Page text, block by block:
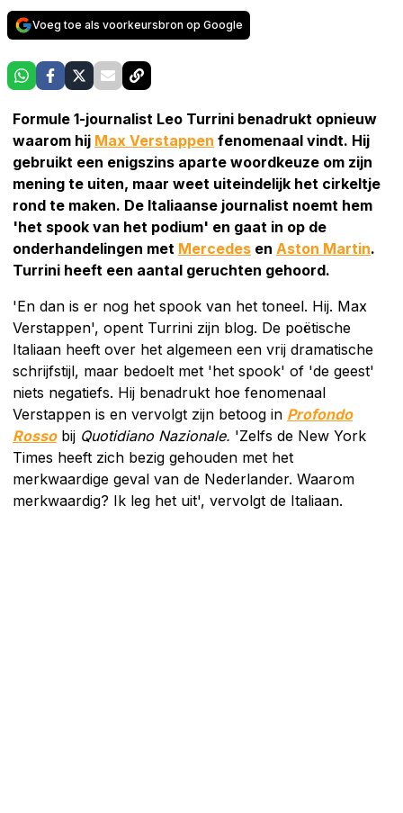
Voeg toe als voorkeursbron op Google
Formule 1-journalist Leo Turrini benadrukt opnieuw
waarom hij Max Verstappen fenomenaal vindt. Hij
gebruikt een enigszins aparte woordkeuze om zijn
mening te uiten, maar weet uiteindelijk het cirkeltje
rond te maken. De Italiaanse journalist noemt hem
'het spook van het podium' en gaat in op de
onderhandelingen met Mercedes en Aston Martin.
Turrini heeft een aantal geruchten gehoord.
'En dan is er nog het spook van het toneel. Hij. Max
Verstappen', opent Turrini zijn blog. De poëtische
Italiaan heeft over het algemeen een vrij dramatische
schrijfstijl, maar bedoelt met 'het spook' of 'de geest'
niets negatiefs. Hij benadrukt hoe fenomenaal
Verstappen is en vervolgt zijn betoog in Profondo
Rossobij Quotidiano Nazionale. 'Zelfs de New York
Times heeft zich bezig gehouden met het
merkwaardige geval van de Nederlander. Waarom
merkwaardig? Ik leg het uit', vervolgt de Italiaan.